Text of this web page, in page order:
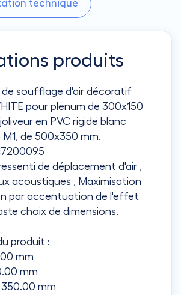
technique
produits
soufflage d'air décoratif
pour plenum de 300x150
en PVC rigide blanc
de 500x350 mm.
de déplacement d'air ,
acoustiques , Maximisation
par accentuation de l'effet
choix de dimensions.
produit :
mm
mm
mm